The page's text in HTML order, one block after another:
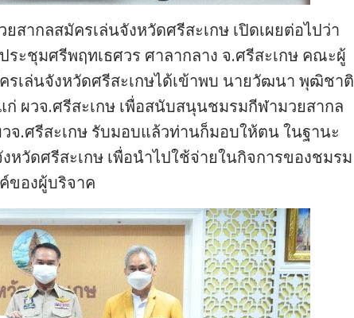
ากลสมัครเล่นจังหวัดศรีสะเกษ เปิดเผยต่อไปว่า
ะชุมศรีพฤทเธศวร ศาลากลาง จ.ศรีสะเกษ คณะผู้
เล่นจังหวัดศรีสะเกษได้เข้าพบ นายวัฒนา พุฒิชาติ
ก่ ผวจ.ศรีสะเกษ เพื่อสนับสนุนชมรมกีฬามวยสากล
จ.ศรีสะเกษ รับมอบแล้วท่านก็มอบให้ตน ในฐานะ
วัดศรีสะเกษ เพื่อนำไปใช้จ่ายในกิจการของชมรม
ของผู้บริจาค